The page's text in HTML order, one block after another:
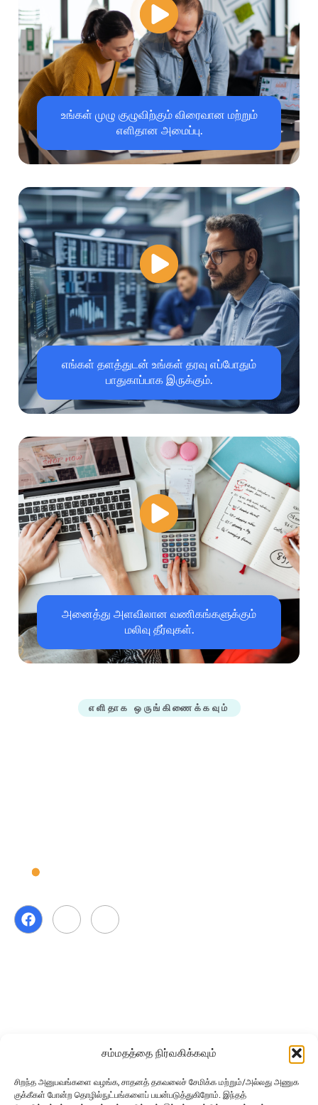
சம்மதத்தை நிர்வகிக்கவும்
சிறந்த அனுபவங்களை வழங்க, சாதனத் தகவலைச் சேமிக்க மற்றும்/அல்லது அணுக
குக்கீகள் போன்ற தொழில்நுட்பங்களைப் பயன்படுத்துகிறோம். இந்தத்
உங்கள் முழு குழுவிற்கும் விரைவான மற்றும்
எளிதான அமைப்பு.
எங்கள் தளத்துடன் உங்கள் தரவு எப்போதும்
பாதுகாப்பாக இருக்கும்.
அனைத்து அளவிலான வணிகங்களுக்கும்
மலிவு தீர்வுகள்.
எளிதாக ஒருங்கிணைக்கவும்
எங்களைப் பற்றி
விலை நிர்ணயம்
அடிக்கடி கேட்கப்படும் கேள்விகள்தொடர்பு கொள்ளவும்